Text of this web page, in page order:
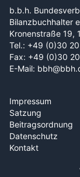
b.b.h.
Bilanzbuchhalter
Kronenstraße 19,
Tel.: +49 (0)30
Fax: +49 (0)30
E-Mail:
Impressum
Satzung
Beitragsordnung
Datenschutz
Kontakt